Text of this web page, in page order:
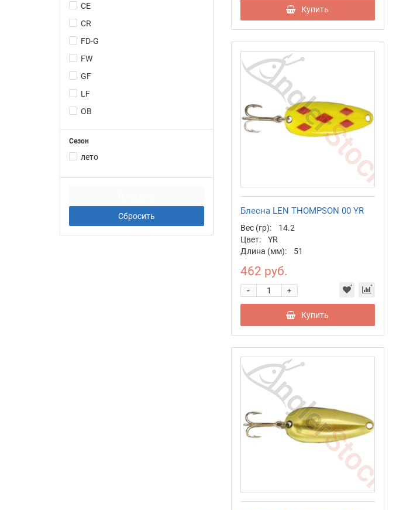
CE
CR
FD-G
FW
GF
LF
OB
PE
RW
YR
Сезон
лето
Купить
Блесна LEN THOMPSON 00 YR
Вес (гр):
14.2
Цвет:
YR
Длина (мм):
51
462 руб.
+
-
Купить